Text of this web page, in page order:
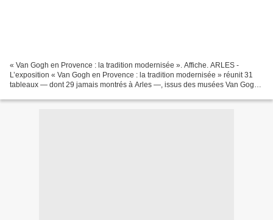
« Van Gogh en Provence : la tradition modernisée ». Affiche. ARLES -
L’exposition « Van Gogh en Provence : la tradition modernisée » réunit 31
tableaux — dont 29 jamais montrés à Arles —, issus des musées Van Gogh